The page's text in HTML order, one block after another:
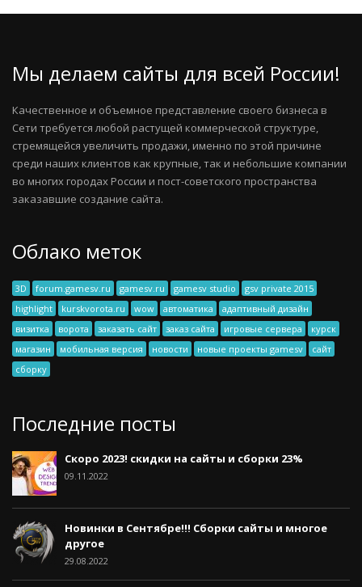
Мы делаем сайты для всей России!
Качественное и объемное представление своего бизнеса в
Сети требуется любой растущей коммерческой структуре,
стремящейся увеличить продажи, именно по этой причине
среди наших клиентов как крупные, так и небольшие компании
во многих городах России и пост-советского пространства
заказавшие создание сайта.
Облако меток
3D forum.gamesv.ru gamesv.ru gamesv studio
gsv private 2015
highlight
kurskvorota.ru wow автоматика
адаптивный дизайн
визитка
ворота заказать сайт заказ сайта игровые сервера
курск
магазин
мобильная версия новости новые проекты gamesv
сайт
сборку
Последние посты
Скоро 2023! скидки на сайты и сборки 23%
09.11.2022
Новинки в Сентябре!!! Сборки сайты и многое
другое
29.08.2022